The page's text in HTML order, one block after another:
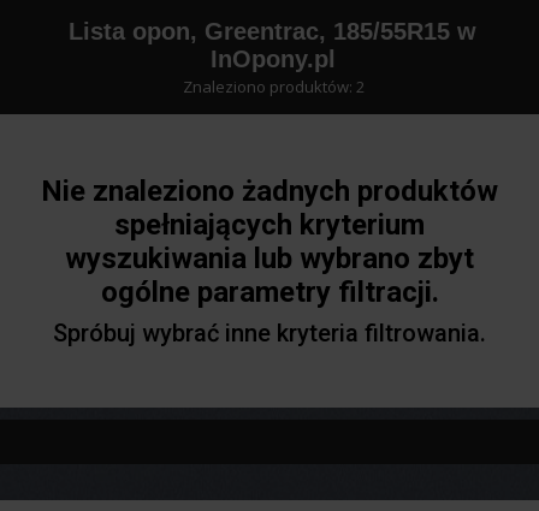
Lista opon, Greentrac, 185/55R15 w
InOpony.pl
Znaleziono produktów: 2
Nie znaleziono żadnych produktów
spełniających kryterium
wyszukiwania lub wybrano zbyt
ogólne parametry filtracji.
Spróbuj wybrać inne kryteria filtrowania.